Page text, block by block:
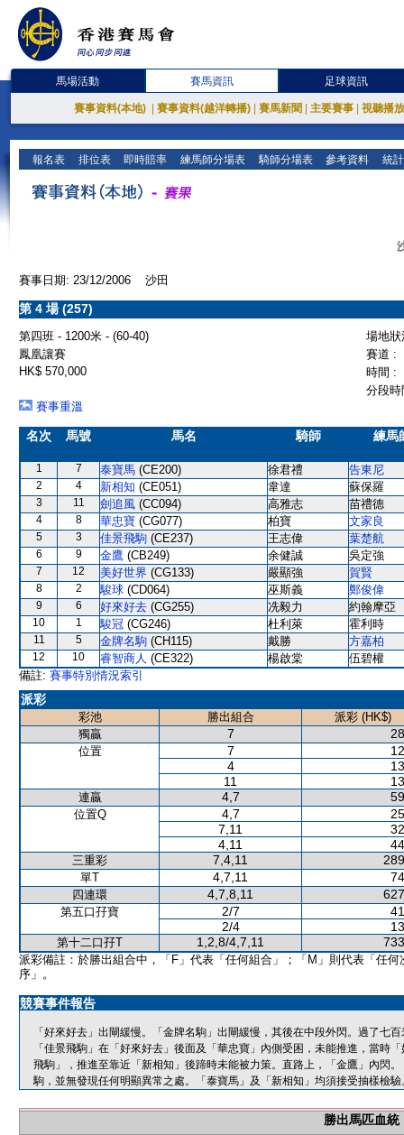
馬場活動 賽馬資訊 足球資訊
賽事資料(本地) 賽事資料(越洋轉播) 賽馬新聞 主要賽事 視聽播
報名表 排位表 即時賠率 練馬師分場表 騎師分場表 參考資料 統
賽事日期: 23/12/2006 沙田
第 4 場 (257)
第四班 - 1200米 - (60-40)
場地
鳳凰讓賽
賽道 :
HK$ 570,000
時間 :
分段
賽事重溫
名次 馬號 馬名 騎師 練馬
1 7 泰寶馬 (CE200) 徐君禮 告東尼
2 4 新相知 (CE051) 韋達 蘇保羅
3 11 劍追風 (CC094) 高雅志 苗禮德
4 8 華忠寶 (CG077) 柏寶 文家良
5 3 佳景飛駒 (CE237) 王志偉 葉楚航
6 9 金鷹 (CB249) 余健誠 吳定強
7 12 美好世界 (CG133) 嚴顯強 賀賢
8 2 駿球 (CD064) 巫斯義 鄭俊偉
9 6 好來好去 (CG255) 冼毅力 約翰摩亞
10 1 駿冠 (CG246) 杜利萊 霍利時
11 5 金牌名駒 (CH115) 戴勝 方嘉柏
12 10 睿智商人 (CE322) 楊啟棠
伍碧權
備註: 賽事特別情況索引
派彩
彩池 勝出組合
派彩 (HK$)
獨贏
7
位置 7
4
11
連贏 4,7
位置Q 4,7
7,11
4,11
三重彩 7,4,11
單T 4,7,11
四連環 4,7,8,11
第五口孖寶 2/7
2/4
第十二口孖T 1,2,8/4,7,11
派彩備註：於勝出組合中，「F」代表「任何組合」；「M」則代表「任何
序」。
競賽事件報告
「好來好去」出閘緩慢。「金牌名駒」出閘緩慢，其後在中段外閃。過了七
「佳景飛駒」在「好來好去」後面及「華忠寶」內側受困，未能推進，當時
飛駒」，推進至靠近「新相知」後蹄時未能被力策。直路上，「金鷹」內閃
駒，並無發現任何明顯異常之處。「泰寶馬」及「新相知」均須接受抽樣檢驗
勝出馬匹血統